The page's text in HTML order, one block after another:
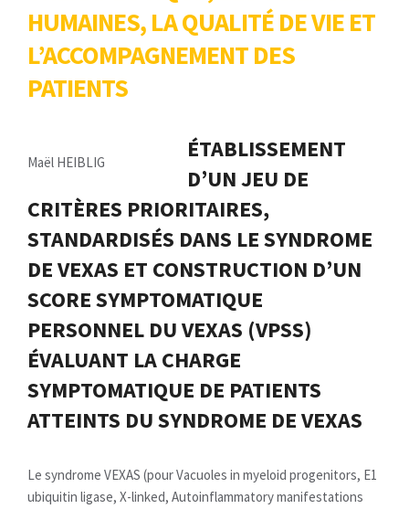
HUMAINES, LA QUALITÉ DE VIE ET
L’ACCOMPAGNEMENT DES
PATIENTS
Maël HEIBLIG
ÉTABLISSEMENT
D’UN JEU DE
CRITÈRES PRIORITAIRES,
STANDARDISÉS DANS LE SYNDROME
DE VEXAS ET CONSTRUCTION D’UN
SCORE SYMPTOMATIQUE
PERSONNEL DU VEXAS (VPSS)
ÉVALUANT LA CHARGE
SYMPTOMATIQUE DE PATIENTS
ATTEINTS DU SYNDROME DE VEXAS
Le syndrome VEXAS (pour Vacuoles in myeloid progenitors, E1
ubiquitin ligase, X-linked, Autoinflammatory manifestations